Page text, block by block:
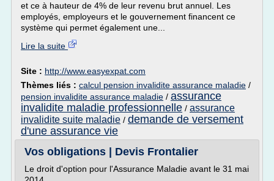
et ce à hauteur de 4% de leur revenu brut annuel. Les
employés, employeurs et le gouvernement financent ce
système qui permet également une...
Lire la suite
Site : http://www.easyexpat.com
Thèmes liés : calcul pension invalidite assurance maladie /
pension invalidite assurance maladie / assurance
invalidite maladie professionnelle / assurance
invalidite suite maladie / demande de versement
d'une assurance vie
Vos obligations | Devis Frontalier
Le droit d'option pour l'Assurance Maladie avant le 31 mai